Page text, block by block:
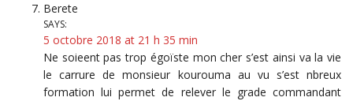
Berete
SAYS:
5 octobre 2018 at 21 h 35 min
Ne soieent pas trop égoïste mon cher s’est ainsi va la vie
le carrure de monsieur kourouma au vu s’est nbreux
formation lui permet de relever le grade commandant